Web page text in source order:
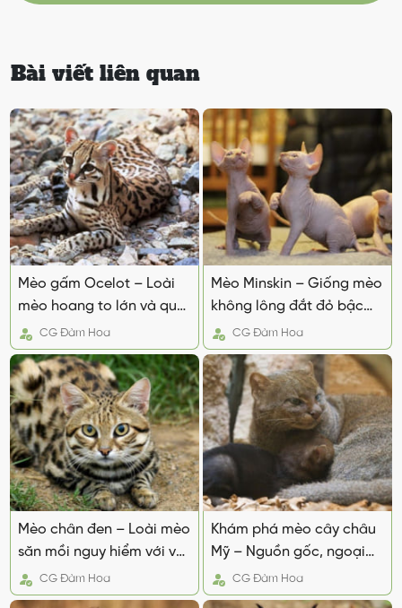
Bài viết liên quan
Mèo gấm Ocelot – Loài
mèo hoang to lớn và quý
hiếmCGĐàm Hoa
Mèo Minskin – Giống mèo
không lông đắt đỏ bậc
nhấtCG Đàm Hoa
Mèo chân đen – Loài mèo
săn mồi nguy hiểm với vẻ
ngoài thơ ngây
CGĐàm Hoa
Khám phá mèo cây châu
Mỹ – Nguồn gốc, ngoại
hình và Tính cách
CG Đàm Hoa